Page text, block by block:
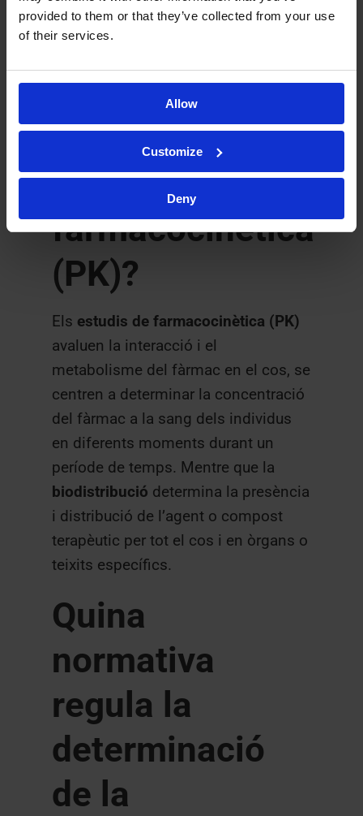
provided to them or that they’ve collected from your use
of their services.
Allow
Customize
Deny
diferència entre
els estudis de
biodistribució i
els de
farmacocinètica
(PK)?
Els estudis de farmacocinètica (PK)
avaluen la interacció i el
metabolisme del fàrmac en el cos, se
centren a determinar la concentració
del fàrmac a la sang dels individus
en diferents moments durant un
període de temps. Mentre que la
biodistribució determina la presència
i distribució de l’agent o compost
terapèutic per tot el cos i en òrgans o
teixits específics.
Quina
normativa
regula la
determinació
de la